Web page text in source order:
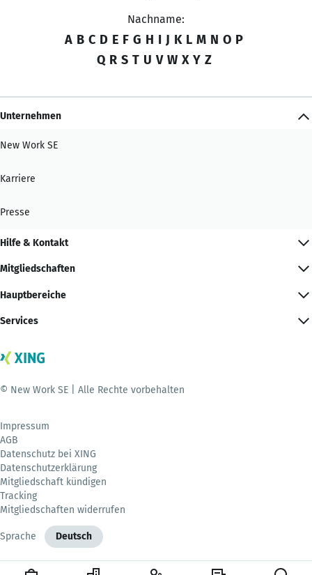
Nachname:
A B C D E F G H I J K L M N O P
Q R S T U V W X Y Z
Unternehmen
New Work SE
Karriere
Presse
Hilfe & Kontakt
Mitgliedschaften
Hauptbereiche
Services
© New Work SE | Alle Rechte vorbehalten
Impressum
AGB
Datenschutz bei XING
Datenschutzerklärung
Mitgliedschaft kündigen
Tracking
Mitgliedschaften widerrufen
Sprache Deutsch